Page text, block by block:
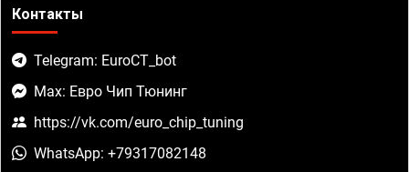
Контакты
Telegram: EuroCT_bot
Max: Евро Чип Тюнинг
https://vk.com/euro_chip_tuning
WhatsApp: +79317082148